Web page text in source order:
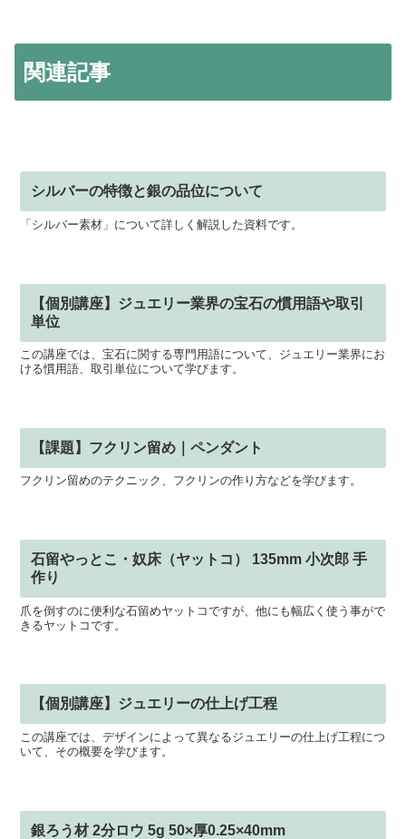
関連記事
シルバーの特徴と銀の品位について
「シルバー素材」について詳しく解説した資料です。
【個別講座】ジュエリー業界の宝石の慣用語や取引
単位
この講座では、宝石に関する専門用語について、ジュエリー業界にお
ける慣用語、取引単位について学びます。
【課題】フクリン留め｜ペンダント
フクリン留めのテクニック、フクリンの作り方などを学びます。
石留やっとこ・奴床（ヤットコ） 135mm 小次郎 手
作り
爪を倒すのに便利な石留めヤットコですが、他にも幅広く使う事がで
きるヤットコです。
【個別講座】ジュエリーの仕上げ工程
この講座では、デザインによって異なるジュエリーの仕上げ工程につ
いて、その概要を学びます。
銀ろう材 2分ロウ 5g 50×厚0.25×40mm